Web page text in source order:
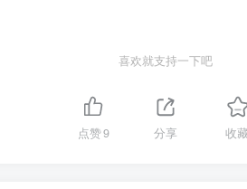
喜欢就支持一下吧
点赞9 分享 收